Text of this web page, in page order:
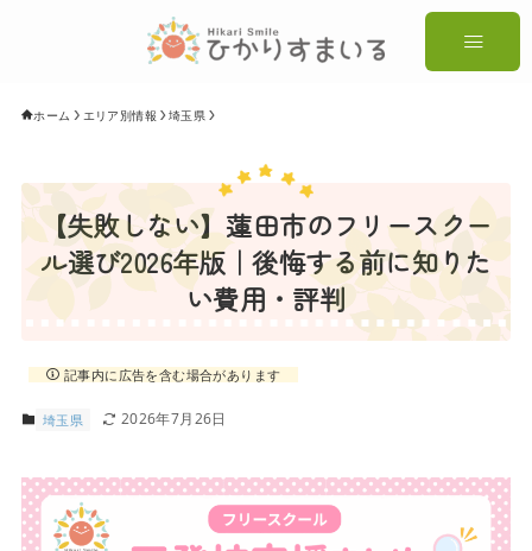
ホーム エリア別情報 埼玉県
【失敗しない】蓮田市のフリースクー
ル選び2026年版｜後悔する前に知りた
い費用・評判
記事内に広告を含む場合があります
埼玉県 2026年7月26日